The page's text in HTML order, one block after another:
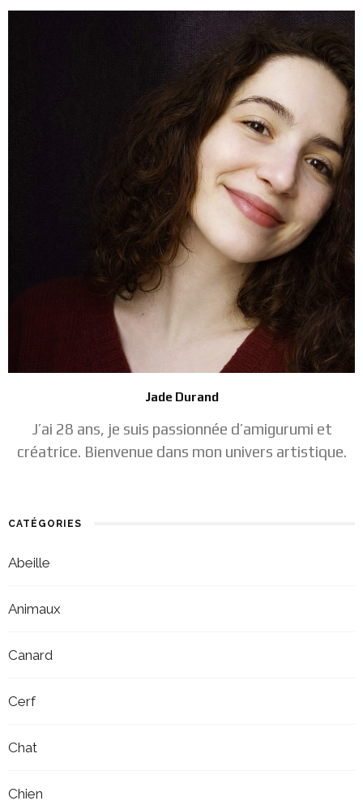
Jade Durand
J’ai 28 ans, je suis passionnée d’amigurumi et
créatrice. Bienvenue dans mon univers artistique.
CATÉGORIES
Abeille
Animaux
Canard
Cerf
Chat
Chien